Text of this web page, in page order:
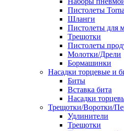
Пистолеты
Шланги
Пистолеты для
Трещотки
Пистолеты
Молотки/Дрели
Бормашинки
Насадки торцевые и
Биты
Вставка бита
Насадки
Трещотки/Воротки/
Удлинители
Трещотки